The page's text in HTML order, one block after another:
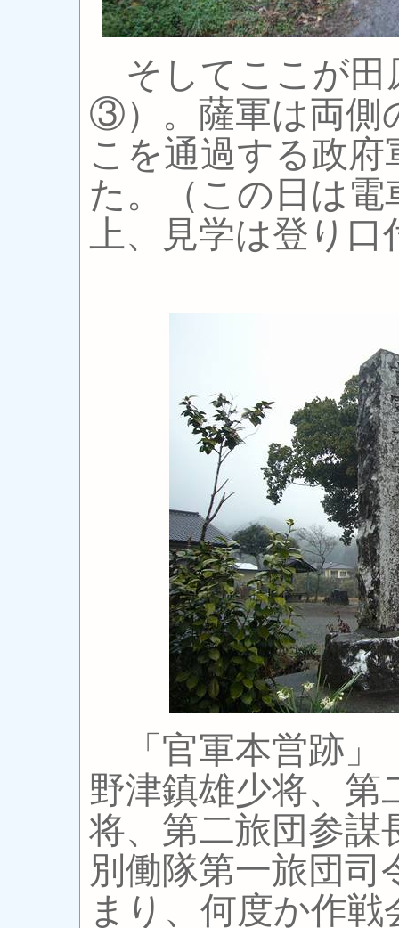
そしてここが田
③）。薩軍は両側
こを通過する政
た。（この日は
上、見学は登り口
「官軍本営跡」
野津鎮雄少将、第
将、第二旅団参謀
別働隊第一旅団司
まり、何度か作